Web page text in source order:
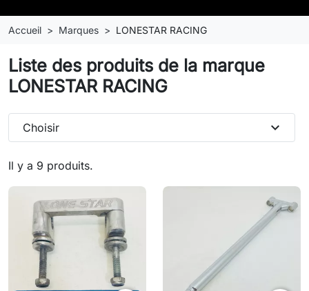
Accueil Marques LONESTAR RACING
Liste des produits de la marque
LONESTAR RACING
Il y a 9 produits.
Choisir expand_more